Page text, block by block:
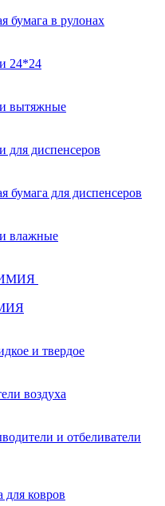
бумага в рулонах
24*24
вытяжные
для диспенсеров
бумага для диспенсеров
влажные
и твердое
воздуха
и отбеливатели
для ковров